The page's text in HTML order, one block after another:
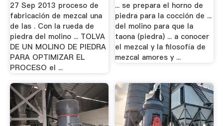
27 Sep 2013 proceso de
fabricación de mezcal una
de las . Con la rueda de
piedra del molino ... TOLVA
DE UN MOLINO DE PIEDRA
PARA OPTIMIZAR EL
PROCESO el ...
... se prepara el horno de
piedra para la cocción de ...
del molino para que la
taona (piedra) ... a conocer
el mezcal y la filosofía de
mezcal amores y ...